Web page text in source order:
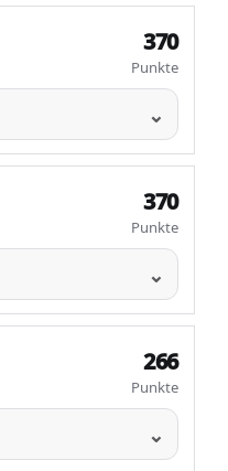
370
Punkte
370
Punkte
266
Punkte